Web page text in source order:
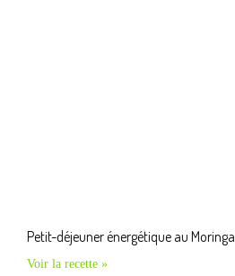
Petit-déjeuner énergétique au Moringa
Voir la recette »